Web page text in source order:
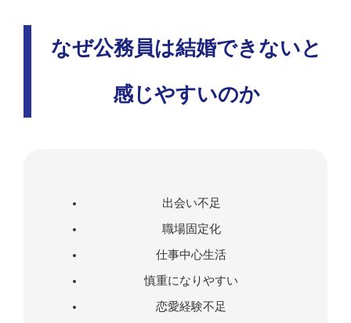
なぜ公務員は結婚できないと
感じやすいのか
出会い不足
職場固定化
仕事中心生活
慎重になりやすい
恋愛経験不足